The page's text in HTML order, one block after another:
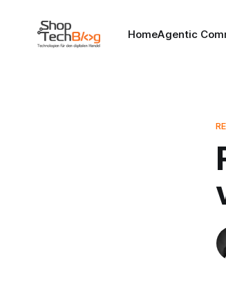
HomeAgentic